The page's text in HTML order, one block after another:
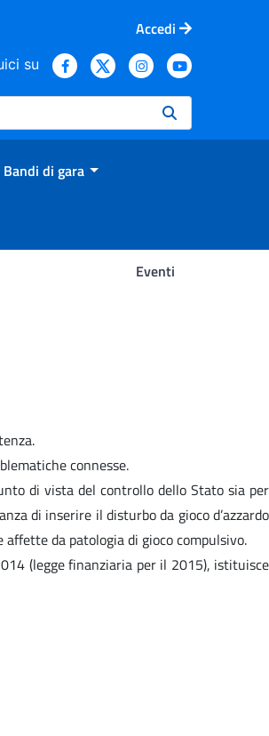
Accedi
su
Bandi di gara
Eventi
connesse.
di vista del controllo dello Stato sia per
di inserire il disturbo da gioco d’azzardo
da patologia di gioco compulsivo.
(legge finanziaria per il 2015), istituisce